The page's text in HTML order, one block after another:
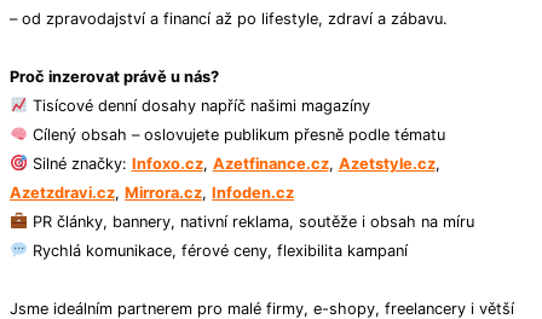
– od zpravodajství a financí až po lifestyle, zdraví a zábavu.
Proč inzerovat právě u nás?
Tisícové denní dosahy napříč našimi magazíny
Cílený obsah – oslovujete publikum přesně podle tématu
Silné značky: Infoxo.cz, Azetfinance.cz, Azetstyle.cz,
Azetzdravi.cz, Mirrora.cz, Infoden.cz
PR články, bannery, nativní reklama, soutěže i obsah na míru
Rychlá komunikace, férové ceny, flexibilita kampaní
Jsme ideálním partnerem pro malé firmy, e-shopy, freelancery i větší